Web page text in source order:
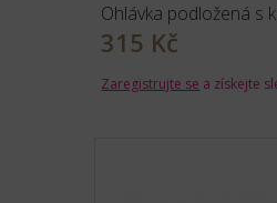
Ohlávka podložená s
315 Kč
Zaregistrujte se a získejte